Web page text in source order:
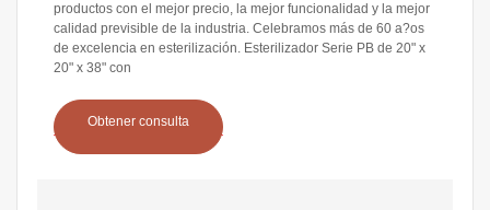
productos con el mejor precio, la mejor funcionalidad y la mejor
calidad previsible de la industria. Celebramos más de 60 a?os
de excelencia en esterilización. Esterilizador Serie PB de 20" x
20" x 38" con
Obtener consulta